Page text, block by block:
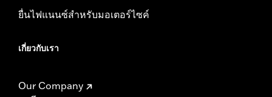
ยื่นไฟแนนซ์สำหรับมอเตอร์ไซค์
เกี่ยวกับเรา
Our Company